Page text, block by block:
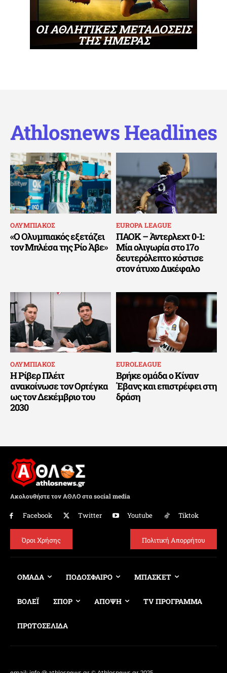
ΟΙ ΑΘΛΗΤΙΚΕΣ ΜΕΤΑΔΟΣΕΙΣ
ΤΗΣ ΗΜΕΡΑΣ
Athlosnews Headlines
ΟΛΥΜΠΙΑΚΟΣ
«Ο Ολυμπιακός εξετάζει
τον Μπλέσα της Ρίο Άβε»
EUROPA LEAGUE
ΠΑΟΚ – Άντερλεχτ 0-1:
Μία ολιγωρία στο 17ο
δευτερόλεπτο κόστισε
στον άτυχο Δικέφαλο
ΟΛΥΜΠΙΑΚΟΣ
Η Ρίβερ Πλέιτ
ανακοίνωσε τον Ορτέγκα
ως τον Δεκέμβριο του
2030
EUROLEAGUE
Βρήκε ομάδα ο Κίναν
Έβανς και επιστρέφει στη
δράση
Ακολουθήστε τον ΑΘΛΟ στα social media
Facebook Twitter Youtube Tiktok
Όροι Χρήσης Πολιτική Απορρήτου
ΟΜΑΔΑ ΠΟΔΟΣΦΑΙΡΟ ΜΠΑΣΚΕΤ
ΒΟΛΕΪ ΣΠΟΡ ΑΠΟΨΗ TV ΠΡΟΓΡΑΜΜΑ
ΠΡΩΤΟΣΕΛΙΔΑ